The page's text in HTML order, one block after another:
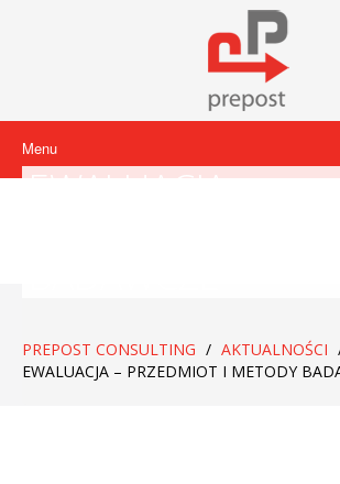
Menu
EWALUACJA –
PREPOST CONSULTING / AKTUALNOŚCI
EWALUACJA – PRZEDMIOT I METODY